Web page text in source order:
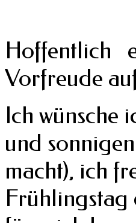
Hoffentlich
Vorfreude
Ich wünsche
und
macht), ich
Frühlingstag